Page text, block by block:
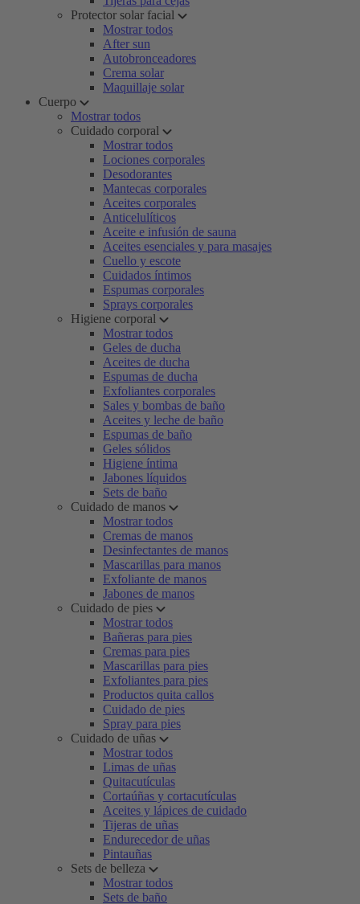
Protector solar facial
Mostrar todos
After sun
Autobronceadores
Crema solar
Maquillaje solar
Cuerpo
Mostrar todos
Cuidado corporal
Mostrar todos
Lociones corporales
Desodorantes
Mantecas corporales
Aceites corporales
Anticelulíticos
Aceite e infusión de sauna
Aceites esenciales y para masajes
Cuello y escote
Cuidados íntimos
Espumas corporales
Sprays corporales
Higiene corporal
Mostrar todos
Geles de ducha
Aceites de ducha
Espumas de ducha
Exfoliantes corporales
Sales y bombas de baño
Aceites y leche de baño
Espumas de baño
Geles sólidos
Higiene íntima
Jabones líquidos
Sets de baño
Cuidado de manos
Mostrar todos
Cremas de manos
Desinfectantes de manos
Mascarillas para manos
Exfoliante de manos
Jabones de manos
Cuidado de pies
Mostrar todos
Bañeras para pies
Cremas para pies
Mascarillas para pies
Exfoliantes para pies
Productos quita callos
Cuidado de pies
Spray para pies
Cuidado de uñas
Mostrar todos
Limas de uñas
Quitacutículas
Cortaúñas y cortacutículas
Aceites y lápices de cuidado
Tijeras de uñas
Endurecedor de uñas
Pintauñas
Sets de belleza
Mostrar todos
Sets de baño